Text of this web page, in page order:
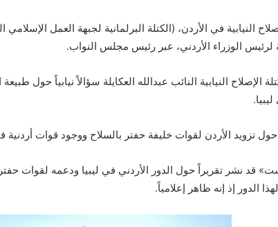
النيابية في الأردن، (الكتلة البرلمانية لجبهة العمل
الوزراء الأردني، عبر رئيس مجلس النواب.
الإصلاح النيابية النائب عبدالله العكايلة سؤالاً نيابياً حول
حول تزويد الأردن لقوات خليفة حفتر بالسلاح ووجود قوات أردنية
قد نشر تقريراً حول الدور الأردني في ليبيا ودعمه لقوات
الدور إذ إنه ظاهر إعلامياً.